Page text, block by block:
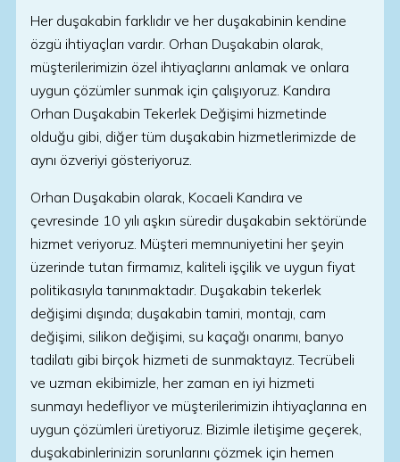
Her duşakabin farklıdır ve her duşakabinin kendine
özgü ihtiyaçları vardır. Orhan Duşakabin olarak,
müşterilerimizin özel ihtiyaçlarını anlamak ve onlara
uygun çözümler sunmak için çalışıyoruz. Kandıra
Orhan Duşakabin Tekerlek Değişimi hizmetinde
olduğu gibi, diğer tüm duşakabin hizmetlerimizde de
aynı özveriyi gösteriyoruz.
Orhan Duşakabin olarak, Kocaeli Kandıra ve
çevresinde 10 yılı aşkın süredir duşakabin sektöründe
hizmet veriyoruz. Müşteri memnuniyetini her şeyin
üzerinde tutan firmamız, kaliteli işçilik ve uygun fiyat
politikasıyla tanınmaktadır. Duşakabin tekerlek
değişimi dışında; duşakabin tamiri, montajı, cam
değişimi, silikon değişimi, su kaçağı onarımı, banyo
tadilatı gibi birçok hizmeti de sunmaktayız. Tecrübeli
ve uzman ekibimizle, her zaman en iyi hizmeti
sunmayı hedefliyor ve müşterilerimizin ihtiyaçlarına en
uygun çözümleri üretiyoruz. Bizimle iletişime geçerek,
duşakabinlerinizin sorunlarını çözmek için hemen